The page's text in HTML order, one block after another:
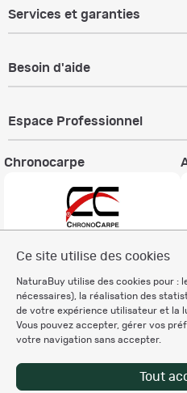
Ce site utilise des cookies
NaturaBuy utilise des cookies pour :
nécessaires), la réalisation des
de votre expérience utilisateur et la
Vous pouvez accepter, gérer vos
votre navigation sans accepter.
Tout
Services et garanties
Besoin d'aide
Espace Professionnel
Chronocarpe
Charte éthique
Mentions légales
Règlement & Conditions
Politique de protection
des données personnelles
Personnalisation des cookies